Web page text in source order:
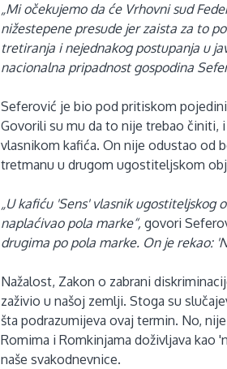
„Mi očekujemo da će Vrhovni sud
nižestepene presude jer zaista za to
tretiranja i nejednakog postupanja u
nacionalna pripadnost gospodina
Seferović je bio pod pritiskom
Govorili su mu da to nije trebao činiti,
vlasnikom kafića. On nije odustao od
tretmanu u drugom ugostiteljskom
„U kafiću 'Sens' vlasnik ugostiteljskog
naplaćivao pola marke“, govori
drugima po pola marke. On je rekao:
Nažalost, Zakon o zabrani
zaživio u našoj zemlji. Stoga su
šta podrazumijeva ovaj termin. No,
Romima i Romkinjama doživljava kao
naše svakodnevnice.